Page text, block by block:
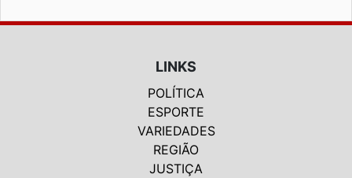
LINKS
POLÍTICA
ESPORTE
VARIEDADES
REGIÃO
JUSTIÇA